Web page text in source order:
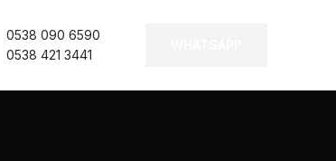
0538 090 6590
0538 421 3441